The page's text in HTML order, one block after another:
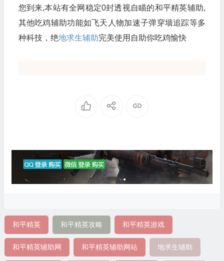
您到来,本站有全网稳定0封透视自瞄的和平精英辅助,
其他吃鸡辅助功能如飞天人物加速子弹穿墙追踪等多
种科技，绝地求生辅助完美使用自助你吃鸡愉快
和平精英 和平精英攻略 和平精英游戏
和平精英辅助网 和平精英辅助网站 地求生辅助